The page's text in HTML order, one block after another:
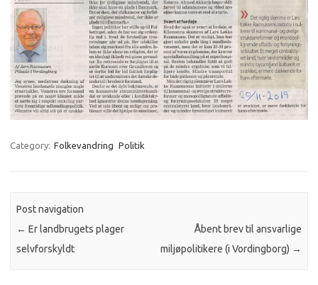
Category: Folkevandring Politik
Post navigation
← Er landbrugets plager
selvforskyldt
Åbent brev til ansvarlige
miljøpolitikere (i Vordingborg) →